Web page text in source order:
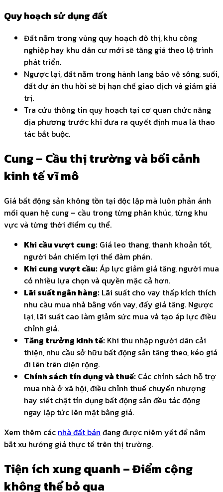
Quy hoạch sử dụng đất
Đất nằm trong vùng quy hoạch đô thị, khu công
nghiệp hay khu dân cư mới sẽ tăng giá theo lộ trình
phát triển.
Ngược lại, đất nằm trong hành lang bảo vệ sông, suối,
đất dự án thu hồi sẽ bị hạn chế giao dịch và giảm giá
trị.
Tra cứu thông tin quy hoạch tại cơ quan chức năng
địa phương trước khi đưa ra quyết định mua là thao
tác bắt buộc.
Cung – Cầu thị trường và bối cảnh
kinh tế vĩ mô
Giá bất động sản không tồn tại độc lập mà luôn phản ánh
mối quan hệ cung – cầu trong từng phân khúc, từng khu
vực và từng thời điểm cụ thể.
Khi cầu vượt cung: Giá leo thang, thanh khoản tốt,
người bán chiếm lợi thế đàm phán.
Khi cung vượt cầu:Áp lực giảm giá tăng, người mua
có nhiều lựa chọn và quyền mặc cả hơn.
Lãi suất ngân hàng: Lãi suất cho vay thấp kích thích
nhu cầu mua nhà bằng vốn vay, đẩy giá tăng. Ngược
lại, lãi suất cao làm giảm sức mua và tạo áp lực điều
chỉnh giá.
Tăng trưởng kinh tế: Khi thu nhập người dân cải
thiện, nhu cầu sở hữu bất động sản tăng theo, kéo giá
đi lên trên diện rộng.
Chính sách tín dụng và thuế: Các chính sách hỗ trợ
mua nhà ở xã hội, điều chỉnh thuế chuyển nhượng
hay siết chặt tín dụng bất động sản đều tác động
ngay lập tức lên mặt bằng giá.
Xem thêm các nhà đất bán đang được niêm yết để nắm
bắt xu hướng giá thực tế trên thị trường.
Tiện ích xung quanh – Điểm cộng
không thể bỏ qua